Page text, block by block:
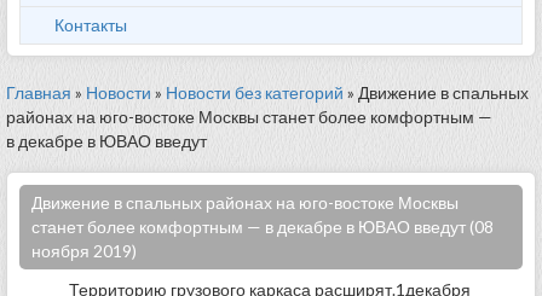
Контакты
Главная » Новости » Новости без категорий » Движение в спальных
районах на юго-востоке Москвы станет более комфортным —
в декабре в ЮВАО введут
Движение в спальных районах на юго-востоке Москвы
станет более комфортным — в декабре в ЮВАО введут (08
ноября 2019)
Территорию грузового каркаса расширят.1декабря